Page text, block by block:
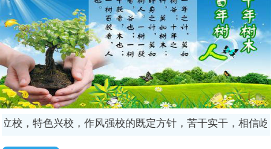
校，特色兴校，作风强校的既定方针，苦干实干，相信